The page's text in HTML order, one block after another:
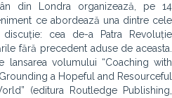
din Londra organizează, pe 14
ce abordează una dintre cele
cea de-a Patra Revoluție
fără precedent aduse de aceasta.
lansarea volumului “Coaching with
a Hopeful and Resourceful
(editura Routledge Publishing,